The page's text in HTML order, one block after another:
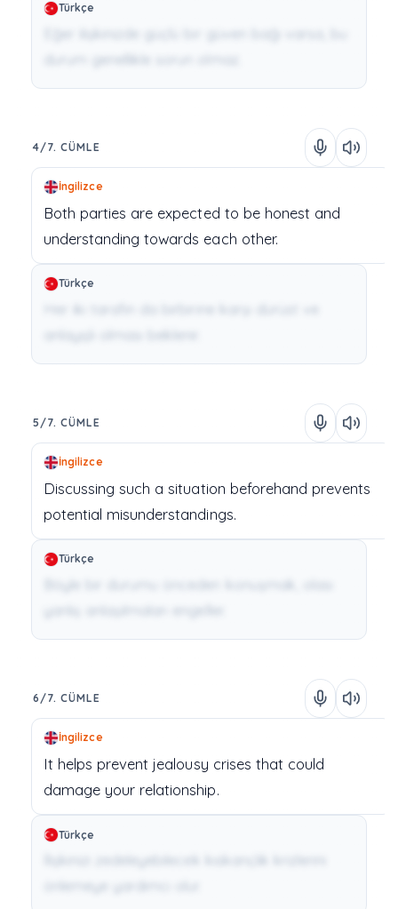
Türkçe
Eğer ilişkinizde güçlü bir güven bağı varsa, bu
durum genellikle sorun olmaz.
4/7. CÜMLE
İngilizce
Both parties are expected to be honest and
understandingtowards each other.
Türkçe
Her iki tarafın da birbirine karşı dürüst ve
anlayışlı olması beklenir.
5/7. CÜMLE
İngilizce
Discussing such asituation beforehand prevents
potential misunderstandings.
Türkçe
6/7. CÜMLE
İngilizce
It helps prevent jealousy crises that could
damage your relationship.
Türkçe